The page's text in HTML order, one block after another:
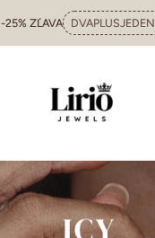
-25% ZĽAVA DVAPLUSJEDEN